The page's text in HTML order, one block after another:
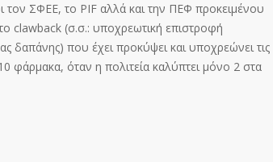
τον ΣΦΕΕ, το PIF αλλά και την ΠΕΦ προκειμένου
clawback (σ.σ.: υποχρεωτική επιστροφή
δαπάνης) που έχει προκύψει και υποχρεώνει τις
φάρμακα, όταν η πολιτεία καλύπτει μόνο 2 στα